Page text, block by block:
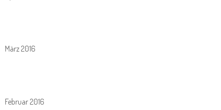
März 2016
Februar 2016